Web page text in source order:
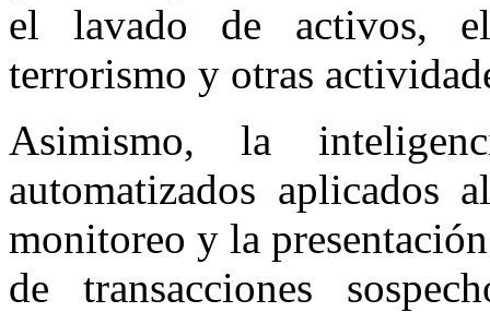
el lavado de activos,
terrorismo y otras
Asimismo, la
automatizados aplicados
monitoreo y la
de transacciones